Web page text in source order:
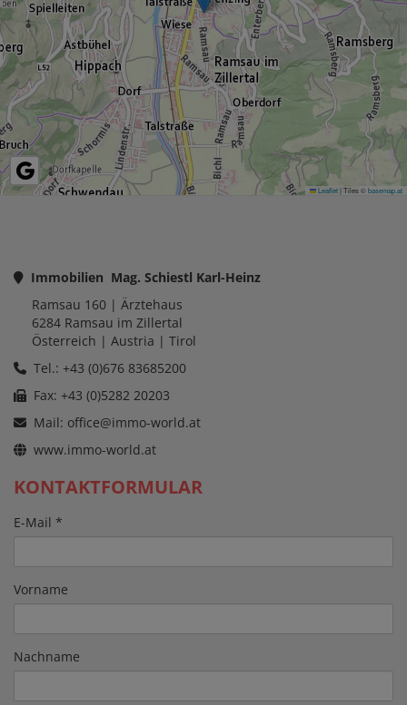
Leaflet|Tiles ©basemap.at
Immobilien Mag. Schiestl Karl-Heinz
Ramsau 160 | Ärztehaus
6284 Ramsau im Zillertal
Österreich | Austria | Tirol
Tel.: +43 (0)676 83685200
Fax: +43 (0)5282 20203
Mail: office@immo-world.at
www.immo-world.at
KONTAKTFORMULAR
E-Mail
Vorname
Nachname